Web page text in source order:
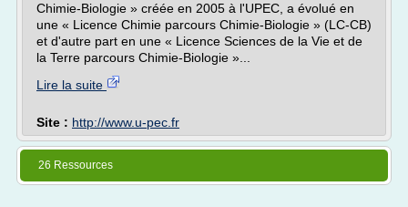
Chimie-Biologie » créée en 2005 à l'UPEC, a évolué en
une « Licence Chimie parcours Chimie-Biologie » (LC-CB)
et d'autre part en une « Licence Sciences de la Vie et de
la Terre parcours Chimie-Biologie »...
Lire la suite
Site : http://www.u-pec.fr
26 Ressources